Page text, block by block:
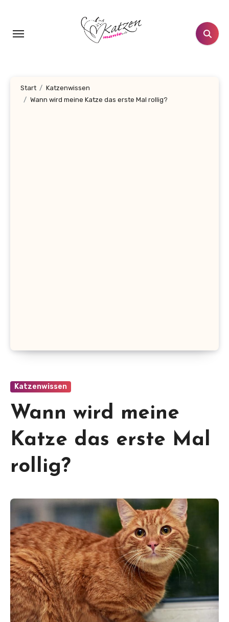
springen
Start
Katzenwissen
Wann wird meine Katze das erste Mal rollig?
Katzenwissen
Wann wird meine
Katze das erste Mal
rollig?